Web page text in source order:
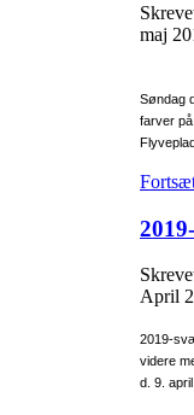
maj
Søndag
farver
April
2019-
videre
d. 9. april